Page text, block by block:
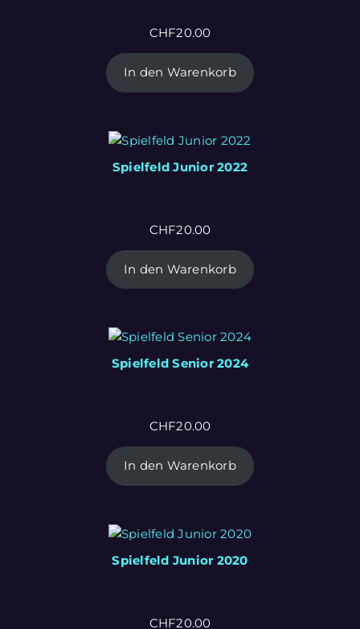
CHF20.00
In den Warenkorb
Spielfeld Junior 2022
CHF20.00
In den Warenkorb
Spielfeld Senior 2024
CHF20.00
In den Warenkorb
Spielfeld Junior 2020
CHF20.00